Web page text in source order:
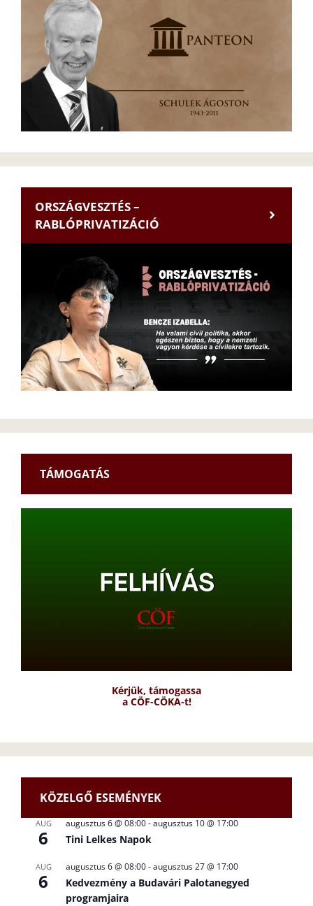
ORSZÁGVESZTÉS –
RABLÓPRIVATIZÁCIÓ
TÁMOGATÁS
Kérjük, támogassa
a CÖF-CÖKA-t!
KÖZELGŐ ESEMÉNYEK
AUG
6
augusztus 6 @ 08:00-augusztus 10 @ 17:00
Tini Lelkes Napok
AUG
6
augusztus 6 @ 08:00-augusztus 27 @ 17:00
Kedvezmény a Budavári Palotanegyed
programjaira